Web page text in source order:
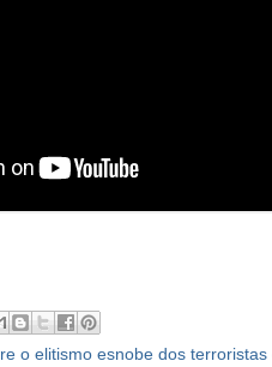
o elitismo esnobe dos terroristas